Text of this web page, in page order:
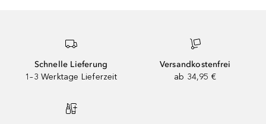
Schnelle Lieferung
1–3 Werktage Lieferzeit
Versandkostenfrei
ab 34,95 €